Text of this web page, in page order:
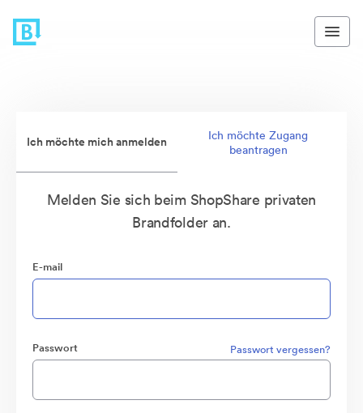
Ich möchte mich anmelden
Ich möchte Zugang
beantragen
Melden Sie sich beim ShopShare privaten
Brandfolder an.
E-mail
Passwort Passwort vergessen?